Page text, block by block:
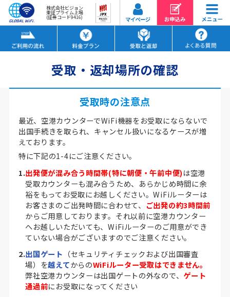
株式会社ビジョン
東証プライム上場
(証券コード9416)
受取・返却場所の確認
受取時の注意点
最近、空港カウンターでWiFi機器をお受取にならないで
出国手続きを取られ、キャンセル扱いになるケースが増
えております。
特に下記の1-4にご注意ください。
1.出発便が混み合う時間帯(特に朝便・午前中便)は空港
受取カウンターも混み合うため、あらかじめ時間に余
裕をもってお受取にお越しください。WiFiルーターは
お客さまのご出発時間に合わせて、
ご出発の約3時間前
からご用意しております。それ以前に空港カウンター
へお越しいただいても、WiFiルーターのご用意ができ
ていない場合がございますのでご注意ください。
2.出国ゲート （セキュリティチェックおよび出国審査
場）を越えてからのWiFiルーター受取はできません。
弊社空港カウンターは出国ゲートの外なので、 ゲート
通過前にお受取になってください